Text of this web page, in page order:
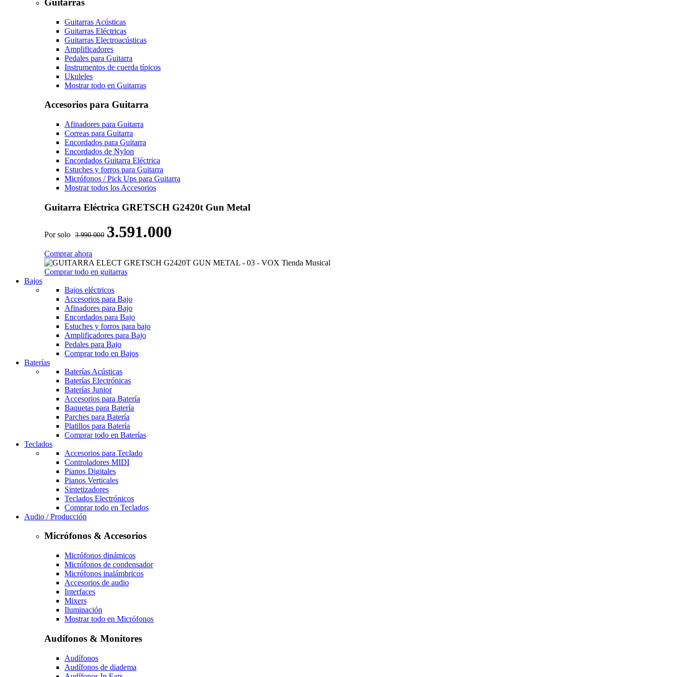
Guitarras
Guitarras Acústicas
Guitarras Eléctricas
Guitarras Electroacústicas
Amplificadores
Pedales para Guitarra
Instrumentos de cuerda típicos
Ukuleles
Mostrar todo en Guitarras
Accesorios para Guitarra
Afinadores para Guitarra
Correas para Guitarra
Encordados para Guitarra
Encordados de Nylon
Encordados Guitarra Eléctrica
Estuches y forros para Guitarra
Micrófonos / Pick Ups para Guitarra
Mostrar todos los Accesorios
Guitarra Eléctrica GRETSCH G2420t Gun Metal
Por solo 3.990.000 3.591.000
Comprar ahora
Comprar todo en guitarras
Bajos
Bajos eléctricos
Accesorios para Bajo
Afinadores para Bajo
Encordados para Bajo
Estuches y forros para bajo
Amplificadores para Bajo
Pedales para Bajo
Comprar todo en Bajos
Baterías
Baterías Acústicas
Baterías Electrónicas
Baterías Junior
Accesorios para Batería
Baquetas para Batería
Parches para Batería
Platillos para Batería
Comprar todo en Baterías
Teclados
Accesorios para Teclado
Controladores MIDI
Pianos Digitales
Pianos Verticales
Sintetizadores
Teclados Electrónicos
Comprar todo en Teclados
Audio / Producción
Micrófonos & Accesorios
Micrófonos dinámicos
Micrófonos de condensador
Micrófonos inalámbricos
Accesorios de audio
Interfaces
Mixers
Iluminación
Mostrar todo en Micrófonos
Audífonos & Monitores
Audífonos
Audífonos de diadema